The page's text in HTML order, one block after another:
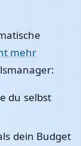
mehr
du selbst
dein Budget